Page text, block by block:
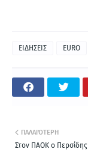
ΕΙΔΗΣΕΙΣ EURO
ΠΑΛΑΙΌΤΕΡΗ
Στον ΠΑΟΚ ο Περσίδης